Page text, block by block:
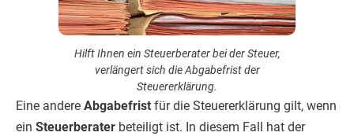
Hilft Ihnen ein Steuerberater bei der Steuer,
verlängert sich die Abgabefrist der
Steuererklärung.
Eine andere Abgabefrist für die Steuererklärung gilt, wenn
ein Steuerberater beteiligt ist. In diesem Fall hat der